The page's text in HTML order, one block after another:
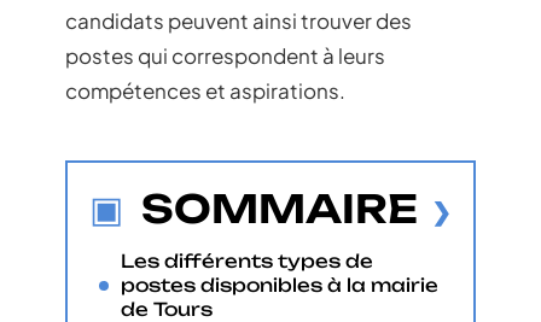
candidats peuvent ainsi trouver des
postes qui correspondent à leurs
compétences et aspirations.
SOMMAIRE
Les différents types de
postes disponibles à la mairie
de Tours